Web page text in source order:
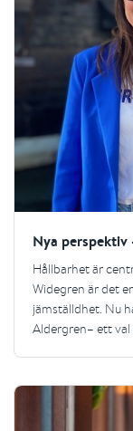
Nya perspektiv
Hållbarhet är
Widegren är det
jämställdhet. Nu
Aldergren– ett